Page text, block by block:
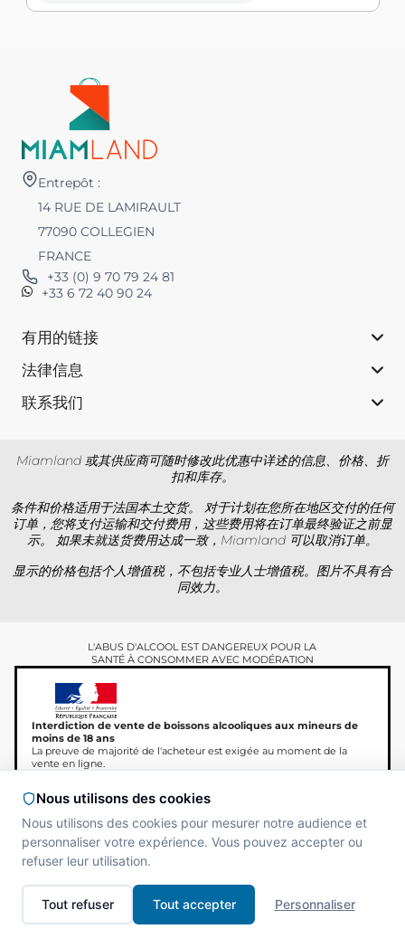
Entrepôt :
14 RUE DE LAMIRAULT
77090 COLLEGIEN
FRANCE
+33 (0) 9 70 79 24 81
+33 6 72 40 90 24
有用的链接
法律信息
联系我们
Miamland 或其供应商可随时修改此优惠中详述的信息、价格、折
扣和库存。
条件和价格适用于法国本土交货。 对于计划在您所在地区交付的任何
订单，您将支付运输和交付费用，这些费用将在订单最终验证之前显
示。 如果未就送货费用达成一致，Miamland 可以取消订单。
显示的价格包括个人增值税，不包括专业人士增值税。图片不具有合
同效力。
L'ABUS D'ALCOOL EST DANGEREUX POUR LA
SANTÉ À CONSOMMER AVEC MODÉRATION
Interdiction de vente de boissons alcooliques aux mineurs de
moins de 18 ans
La preuve de majorité de l'acheteur est exigée au moment de la
vente en ligne.
版权所有 © 2026
Miamland，保留所有权利。
Nous utilisons des cookies
Nous utilisons des cookies pour mesurer notre audience et
personnaliser votre expérience. Vous pouvez accepter ou
refuser leur utilisation.
Tout refuser Tout accepter Personnaliser